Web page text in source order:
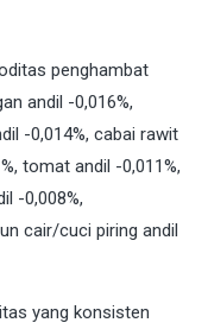
penghambat
andil -0,016%,
-0,014%, cabai rawit
tomat andil -0,011%,
-0,008%,
cair/cuci piring andil
yang konsisten